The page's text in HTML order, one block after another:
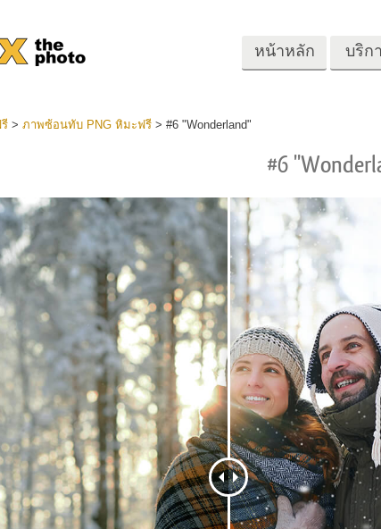
หน้าหลัก บริก
บริการแก้ไขภาพงาน
แต่งงาน
โมเดลเสื้อผ้าที่สร้างโ
บริการรีทัชสินค้า บริการรีทัชเครื่องปร
Lightroom
คอลเลคชันที่ตั้งไว้ล่วง
หน้า LR ทั้งชุด
พรีเซ็ตข้อเสนอที่ดีที่สุด
คอลเลกชันมือถือ
Photoshop Actions
โอเวอร์เลย์ Photoshop
Photoshop Textures
Ps Actions คอลเลกชัน
ทั้งหมด
Ps ซ้อนทับคอลเลกชั
ทั้งหมด
> ภาพซ้อนทับ PNG หิมะฟรี> #6 "Wonderland"
#6